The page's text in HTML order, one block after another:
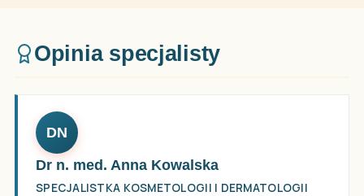
Opinia specjalisty
DN
Dr n. med. Anna Kowalska
SPECJALISTKA KOSMETOLOGII I DERMATOLOGII